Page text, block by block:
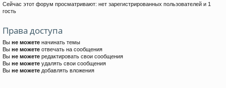
Сейчас этот форум просматривают: нет зарегистрированных пользователей и 1
гость
Права доступа
Вы не можете начинать темы
Вы не можете отвечать на сообщения
Вы не можете редактировать свои сообщения
Вы не можете удалять свои сообщения
Вы не можете добавлять вложения